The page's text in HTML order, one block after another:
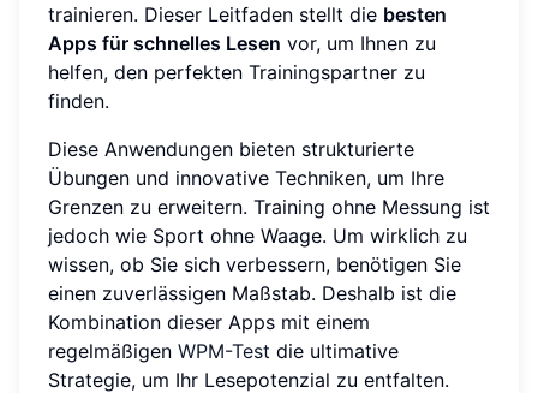
trainieren. Dieser Leitfaden stellt die besten
Apps für schnelles Lesen vor, um Ihnen zu
helfen, den perfekten Trainingspartner zu
finden.
Diese Anwendungen bieten strukturierte
Übungen und innovative Techniken, um Ihre
Grenzen zu erweitern. Training ohne Messung ist
jedoch wie Sport ohne Waage. Um wirklich zu
wissen, ob Sie sich verbessern, benötigen Sie
einen zuverlässigen Maßstab. Deshalb ist die
Kombination dieser Apps mit einem
regelmäßigen WPM-Test die ultimative
Strategie, um Ihr Lesepotenzial zu entfalten.